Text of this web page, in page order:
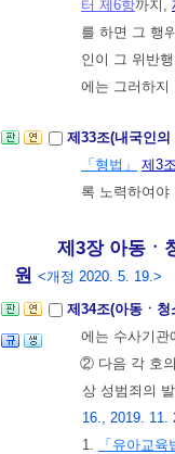
터 제6항까지,
를 하면 그 행
인이 그 위반
에는 그러하
제33조(내국인
「형법」
제3
록 노력하여야
제3장 아동ㆍ청
원 <개정 2020. 5. 19.>
제34조(아동ㆍ
에는 수사기관
② 다음 각 호
상 성범죄의
16., 2019. 11.
1.
「유아교육